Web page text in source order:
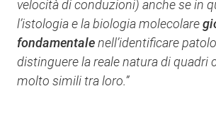
velocità di conduzioni) anche se in
l’istologia e la biologia molecolare
fondamentalenell’identificare
distinguere la reale natura di quadri
molto simili tra loro.”